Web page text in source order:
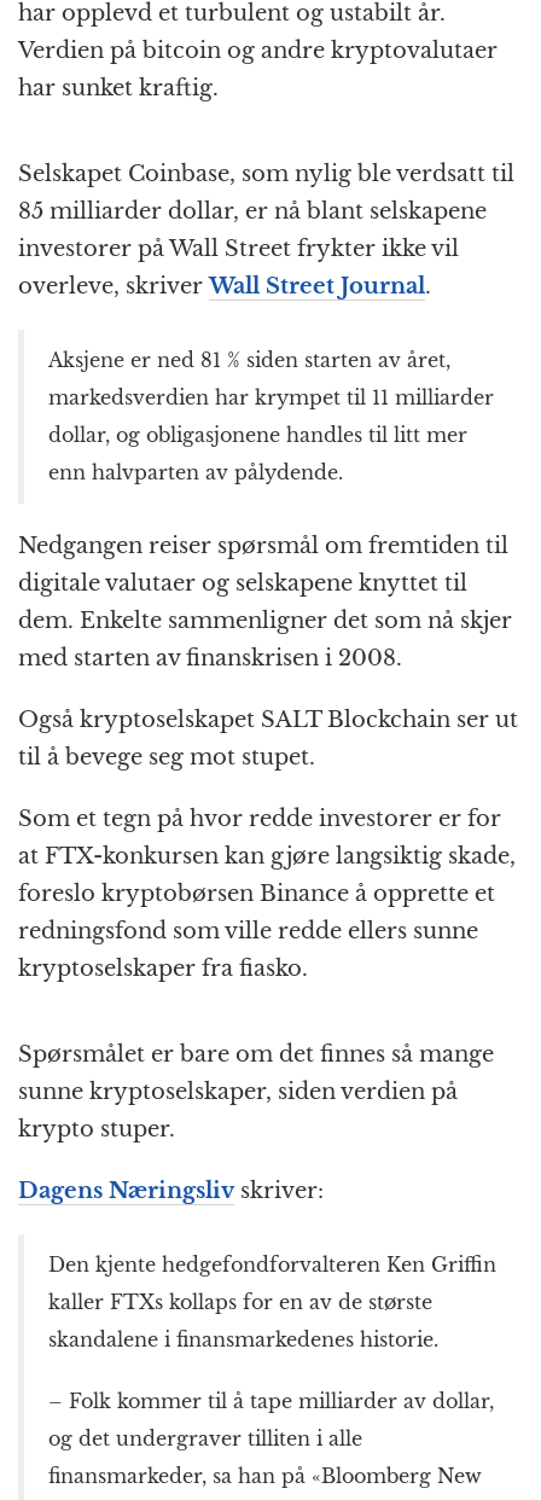
har opplevd et turbulent og ustabilt år.
Verdien på bitcoin og andre kryptovalutaer
har sunket kraftig.
Selskapet Coinbase, som nylig ble verdsatt til
85 milliarder dollar, er nå blant selskapene
investorer på Wall Street frykter ikke vil
overleve, skriverWall Street Journal.
Aksjene er ned 81 % siden starten av året,
markedsverdien har krympet til 11 milliarder
dollar, og obligasjonene handles til litt mer
enn halvparten av pålydende.
Nedgangen reiser spørsmål om fremtiden til
digitale valutaer og selskapene knyttet til
dem. Enkelte sammenligner det som nå skjer
med starten av finanskrisen i 2008.
Også kryptoselskapet SALT Blockchain ser ut
til å bevege seg mot stupet.
Som et tegn på hvor redde investorer er for
at FTX-konkursen kan gjøre langsiktig skade,
foreslo kryptobørsen Binance å opprette et
redningsfond som ville redde ellers sunne
kryptoselskaper fra fiasko.
Spørsmålet er bare om det finnes så mange
sunne kryptoselskaper, siden verdien på
krypto stuper.
Dagens Næringslivskriver:
Den kjente hedgefondforvalteren Ken Griffin
kaller FTXs kollaps for en av de største
skandalene i finansmarkedenes historie.
– Folk kommer til å tape milliarder av dollar,
og det undergraver tilliten i alle
finansmarkeder, sa han på «Bloomberg New